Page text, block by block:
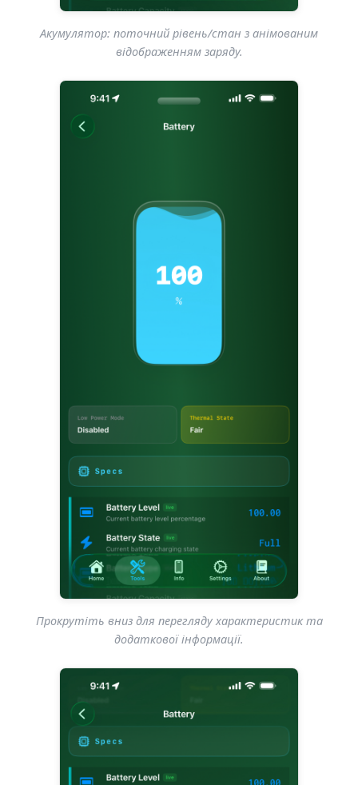
Акумулятор: поточний рівень/стан з анімованим
відображенням заряду.
Прокрутіть вниз для перегляду характеристик та
додаткової інформації.